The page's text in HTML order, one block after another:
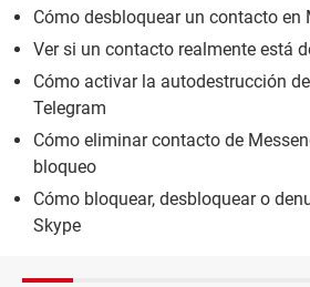
Cómo desbloquear un contacto en
Ver si un contacto realmente está
Cómo activar la autodestrucción
Telegram
Cómo eliminar contacto de
bloqueo
Cómo bloquear, desbloquear o
Skype